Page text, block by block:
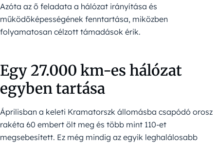
Azóta az ő feladata a hálózat irányítása és
működőképességének fenntartása, miközben
folyamatosan célzott támadások érik.
Egy 27.000 km-es hálózat
egyben tartása
Áprilisban a keleti Kramatorszk állomásba csapódó orosz
rakéta 60 embert ölt meg és több mint 110-et
megsebesített. Ez még mindig az egyik leghalálosabb